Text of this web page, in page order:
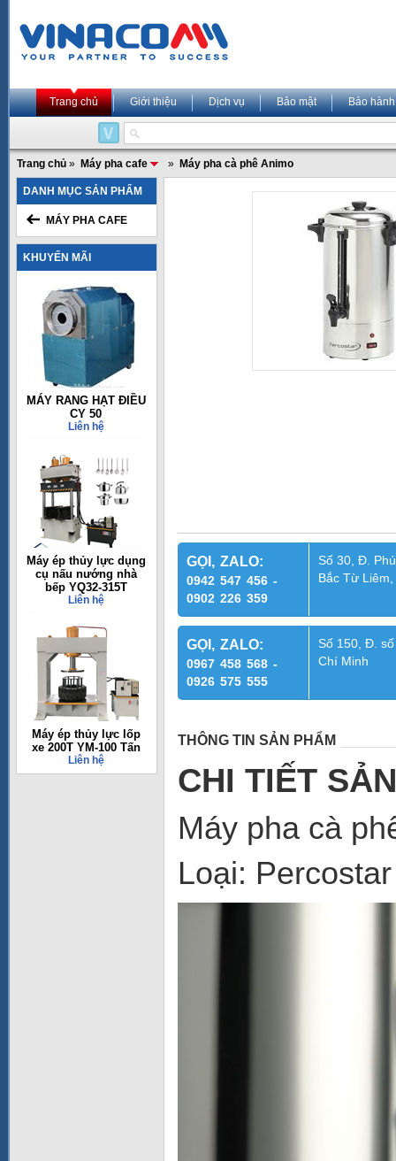
Trang chủ Giới thiệu Dịch vụ Bảo mật Bảo hành
Trang chủ » Máy pha cafe » Máy pha cà phê Animo
DANH MỤC SẢN PHẨM
MÁY PHA CAFE
KHUYẾN MÃI
MÁY RANG HẠT ĐIỀU
CY 50
Liên hệ
Máy ép thủy lực dụng
cụ nấu nướng nhà
bếp YQ32-315T
Liên hệ
Máy ép thủy lực lốp
xe 200T YM-100 Tấn
Liên hệ
GỌI, ZALO:
0942 547 456 -
0902 226 359
Số 30, Đ.
Bắc Từ
GỌI, ZALO:
0967 458 568 -
0926 575 555
Số 150, Đ.
Chí Minh
THÔNG TIN SẢN PHẨM
CHI TIẾT
Máy pha cà
Loại: